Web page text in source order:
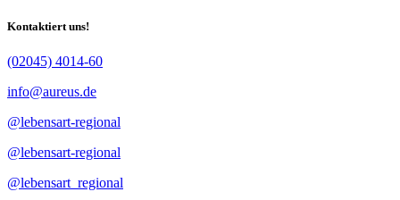
Kontaktiert uns!
(02045) 4014-60
info@aureus.de
@lebensart-regional
@lebensart-regional
@lebensart_regional